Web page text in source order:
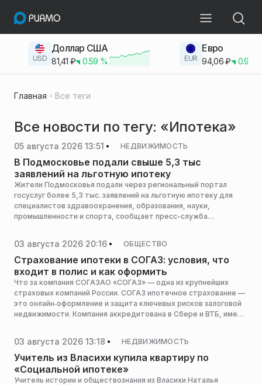
USD
Доллар США
81,41 ₽ 0.59 % EUR
Евро
94,06₽ 0.93
Главная Все теги
Все новости по тегу: «Ипотека»
05 августа 2026 13:51 НЕДВИЖИМОСТЬ
В Подмосковье подали свыше 5,3 тыс
заявлений на льготную ипотеку
Жители Подмосковья подали через региональный портал
госуслуг более 5,3 тыс. заявлений на льготную ипотеку для
специалистов здравоохранения, образования, науки,
промышленности и спорта, сообщает пресс-служба
03 августа 2026 20:16 ОБЩЕСТВО
Страхование ипотеки в СОГАЗ: условия, что
входит в полис и как оформить
Что за компания СОГАЗАО «СОГАЗ» — одна из крупнейших
страховых компаний России. СОГАЗ ипотечное страхование —
это онлайн‑оформление и защита ключевых рисков залоговой
недвижимости. Компания аккредитована в Сбере и ВТБ, имеет
03 августа 2026 13:18 НЕДВИЖИМОСТЬ
Учитель из Власихи купила квартиру по
«Социальной ипотеке»
Учитель истории и обществознания из Власихи Наталья